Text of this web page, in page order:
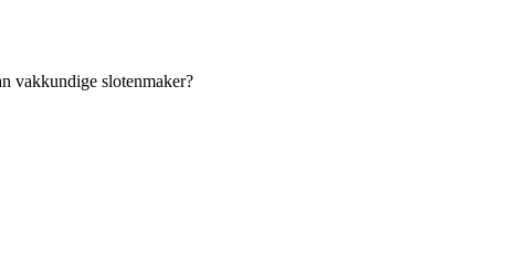
vakkundige slotenmaker?